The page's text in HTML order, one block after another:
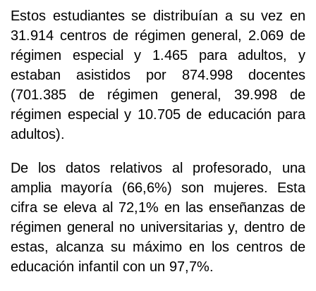
Estos estudiantes se distribuían a su vez en
31.914 centros de régimen general, 2.069 de
régimen especial y 1.465 para adultos, y
estaban asistidos por 874.998 docentes
(701.385 de régimen general, 39.998 de
régimen especial y 10.705 de educación para
adultos).
De los datos relativos al profesorado, una
amplia mayoría (66,6%) son mujeres. Esta
cifra se eleva al 72,1% en las enseñanzas de
régimen general no universitarias y, dentro de
estas, alcanza su máximo en los centros de
educación infantil con un 97,7%.